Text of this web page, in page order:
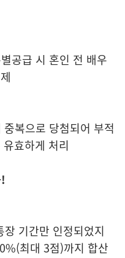
공급 시 혼인 전 배우
복으로 당첨되어 부적
효하게 처리
기간만 인정되었지
최대 3점)까지 합산